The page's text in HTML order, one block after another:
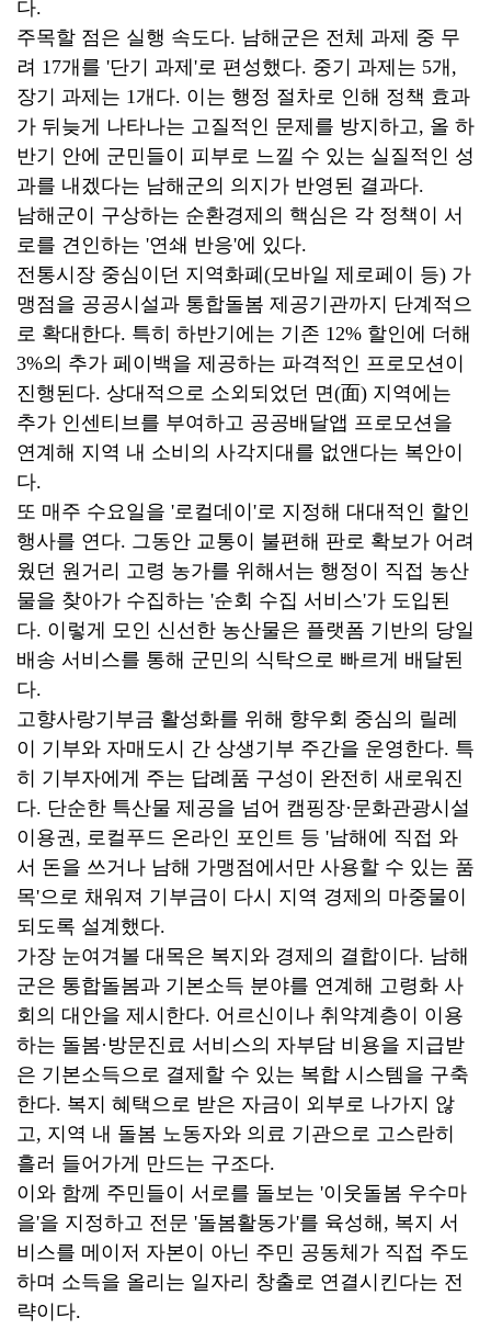
다.
주목할 점은 실행 속도다. 남해군은 전체 과제 중 무
려 17개를 '단기 과제'로 편성했다. 중기 과제는 5개,
장기 과제는 1개다. 이는 행정 절차로 인해 정책 효과
가 뒤늦게 나타나는 고질적인 문제를 방지하고, 올 하
반기 안에 군민들이 피부로 느낄 수 있는 실질적인 성
과를 내겠다는 남해군의 의지가 반영된 결과다.
남해군이 구상하는 순환경제의 핵심은 각 정책이 서
로를 견인하는 '연쇄 반응'에 있다.
전통시장 중심이던 지역화폐(모바일 제로페이 등) 가
맹점을 공공시설과 통합돌봄 제공기관까지 단계적으
로 확대한다. 특히 하반기에는 기존 12% 할인에 더해
3%의 추가 페이백을 제공하는 파격적인 프로모션이
진행된다. 상대적으로 소외되었던 면(面) 지역에는
추가 인센티브를 부여하고 공공배달앱 프로모션을
연계해 지역 내 소비의 사각지대를 없앤다는 복안이
다.
또 매주 수요일을 '로컬데이'로 지정해 대대적인 할인
행사를 연다. 그동안 교통이 불편해 판로 확보가 어려
웠던 원거리 고령 농가를 위해서는 행정이 직접 농산
물을 찾아가 수집하는 '순회 수집 서비스'가 도입된
다. 이렇게 모인 신선한 농산물은 플랫폼 기반의 당일
배송 서비스를 통해 군민의 식탁으로 빠르게 배달된
다.
고향사랑기부금 활성화를 위해 향우회 중심의 릴레
이 기부와 자매도시 간 상생기부 주간을 운영한다. 특
히 기부자에게 주는 답례품 구성이 완전히 새로워진
다. 단순한 특산물 제공을 넘어 캠핑장·문화관광시설
이용권, 로컬푸드 온라인 포인트 등 '남해에 직접 와
서 돈을 쓰거나 남해 가맹점에서만 사용할 수 있는 품
목'으로 채워져 기부금이 다시 지역 경제의 마중물이
되도록 설계했다.
가장 눈여겨볼 대목은 복지와 경제의 결합이다. 남해
군은 통합돌봄과 기본소득 분야를 연계해 고령화 사
회의 대안을 제시한다. 어르신이나 취약계층이 이용
하는 돌봄·방문진료 서비스의 자부담 비용을 지급받
은 기본소득으로 결제할 수 있는 복합 시스템을 구축
한다. 복지 혜택으로 받은 자금이 외부로 나가지 않
고, 지역 내 돌봄 노동자와 의료 기관으로 고스란히
흘러 들어가게 만드는 구조다.
이와 함께 주민들이 서로를 돌보는 '이웃돌봄 우수마
을'을 지정하고 전문 '돌봄활동가'를 육성해, 복지 서
비스를 메이저 자본이 아닌 주민 공동체가 직접 주도
하며 소득을 올리는 일자리 창출로 연결시킨다는 전
략이다.